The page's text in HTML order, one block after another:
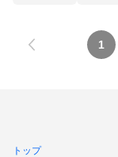
1
トップ